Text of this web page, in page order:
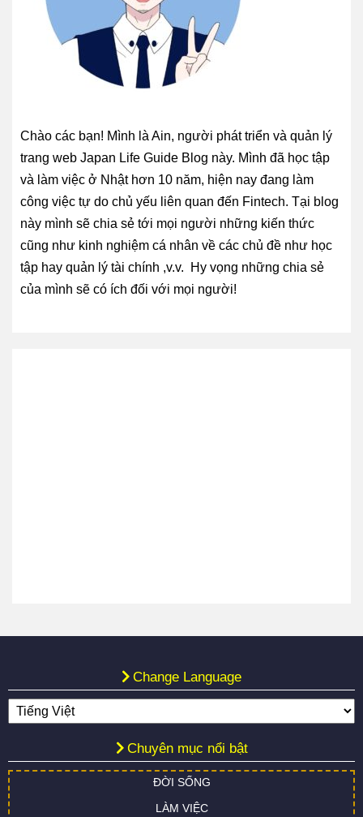
Chào các bạn! Mình là Ain, người phát triển và quản lý
trang web Japan Life Guide Blog này. Mình đã học tập
và làm việc ở Nhật hơn 10 năm, hiện nay đang làm
công việc tự do chủ yếu liên quan đến Fintech. Tại blog
này mình sẽ chia sẻ tới mọi người những kiến thức
cũng như kinh nghiệm cá nhân về các chủ đề như học
tập hay quản lý tài chính ,v.v. Hy vọng những chia sẻ
của mình sẽ có ích đối với mọi người!
Change Language
Chuyên mục nổi bật
ĐỜI SỐNG
LÀM VIỆC